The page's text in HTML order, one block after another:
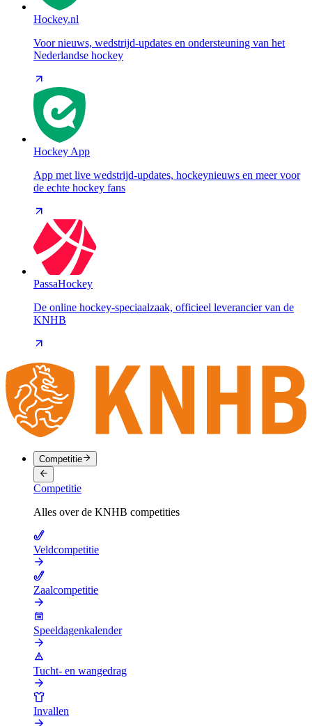
Hockey.nl
Voor nieuws, wedstrijd-updates en ondersteuning van het
Nederlandse hockey
Hockey App
App met live wedstrijd-updates, hockeynieuws en meer voor
de echte hockey fans
PassaHockey
De online hockey-speciaalzaak, officieel leverancier van de
KNHB
Competitie
Competitie
Alles over de KNHB competities
Veldcompetitie
Zaalcompetitie
Speeldagenkalender
Tucht- en wangedrag
Invallen